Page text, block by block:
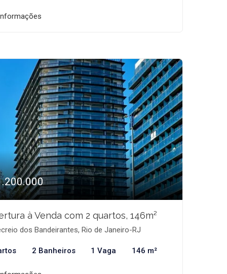
à Venda com 2 quartos, 146m²
dos Bandeirantes, Rio de Janeiro-RJ
2 Banheiros 1 Vaga 146 m²